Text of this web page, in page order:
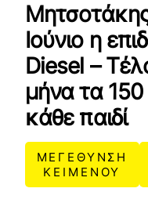
Ιούνιο η
Diesel –
μήνα τα
κάθε παιδί
ΜΕΓΕΘΥΝΣΗ
ΚΕΙΜΕΝΟΥ